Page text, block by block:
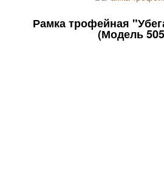
Рамка трофейная
(Модель